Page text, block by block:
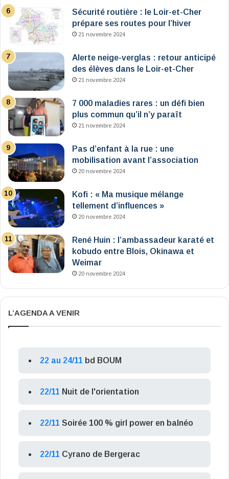
Sécurité routière : le Loir-et-Cher
prépare ses routes pour l’hiver
21 novembre 2024
Alerte neige-verglas : retour anticipé
des élèves dans le Loir-et-Cher
21 novembre 2024
7 000 maladies rares : un défi bien
plus commun qu’il n’y paraît
21 novembre 2024
Pas d’enfant à la rue : une
mobilisation avant l’association
20 novembre 2024
Kofi : « Ma musique mélange
tellement d’influences »
20 novembre 2024
René Huin : l’ambassadeur karaté et
kobudo entre Blois, Okinawa et
Weimar
20 novembre 2024
L’AGENDA A VENIR
22 au 24/11 bd BOUM
22/11 Nuit de l'orientation
22/11 Soirée 100 % girl power en balnéo
22/11 Cyrano de Bergerac